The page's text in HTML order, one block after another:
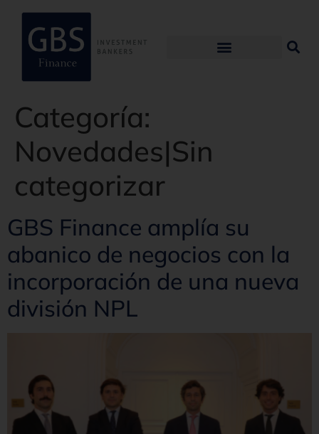
Categoría:
Novedades|Sin
categorizar
GBS Finance amplía su
abanico de negocios con la
incorporación de una nueva
división NPL